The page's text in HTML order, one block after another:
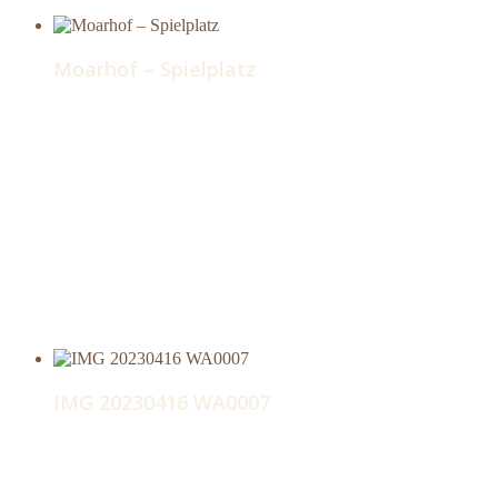
Moarhof – Spielplatz
IMG 20230416 WA0007